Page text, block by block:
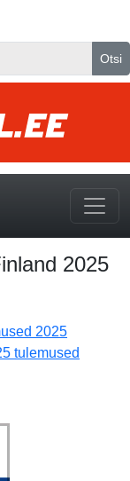
Otsi
2025
2025
tulemused